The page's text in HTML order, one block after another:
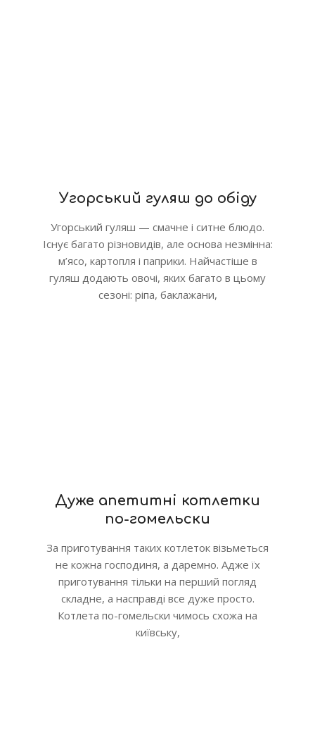
Угорський гуляш до обіду
Угорський гуляш — смачне і ситне блюдо.
Існує багато різновидів, але основа незмінна:
м’ясо, картопля і паприки. Найчастіше в
гуляш додають овочі, яких багато в цьому
сезоні: ріпа, баклажани,
Дуже апетитні котлетки
по-гомельски
За приготування таких котлеток візьметься
не кожна господиня, а даремно. Адже їх
приготування тільки на перший погляд
складне, а насправді все дуже просто.
Котлета по-гомельски чимось схожа на
київську,